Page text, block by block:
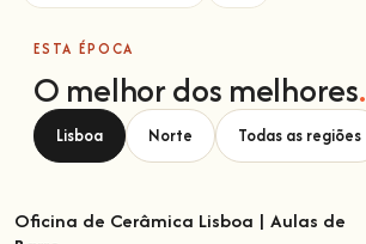
ESTA ÉPOCA
O melhor dos melhores.
Lisboa Norte Todas as regiões
Oficina de Cerâmica Lisboa | Aulas de